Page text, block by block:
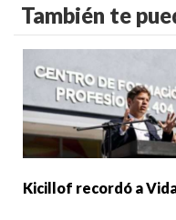
También te
Kicillof recordó a